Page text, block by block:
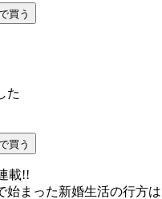
買う
た
買う
載!!
始まった新婚生活の行方